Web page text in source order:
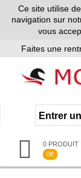
Ce site utilise
navigation sur
vous
Faites une
0 PRODUIT
0€